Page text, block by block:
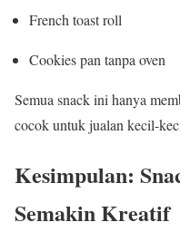
French toast roll
Cookies pan tanpa oven
Semua snack ini hanya
cocok untuk jualan kecil-
Kesimpulan:
Semakin Kreatif